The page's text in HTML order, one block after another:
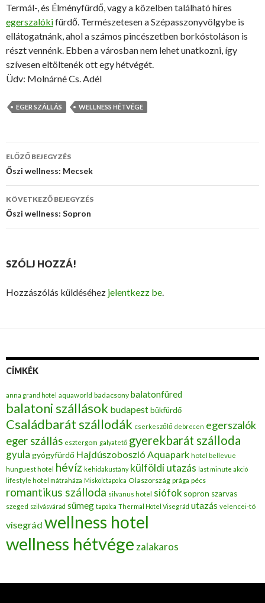
Termál-, és Élményfürdő, vagy a közelben található híres
egerszalókifürdő. Természetesen a Szépasszonyvölgybe is
ellátogatnánk, ahol a számos pincészetben borkóstoláson is
részt vennénk. Ebben a városban nem lehet unatkozni, így
szívesen eltöltenék ott egy hétvégét.
Üdv: Molnárné Cs. Adél
EGER SZÁLLÁS WELLNESS HÉTVÉGE
Bejegyzés
navigáció
ELŐZŐ BEJEGYZÉS
Őszi wellness: Mecsek
KÖVETKEZŐ BEJEGYZÉS
Őszi wellness: Sopron
SZÓLJ HOZZÁ!
Hozzászólás küldéséhez jelentkezz be.
CÍMKÉK
anna grand hotel aquaworld badacsony balatonfüred
balatoni szállások budapestbükfürdő
Családbarát szállodák cserkeszőlő debrecen egerszalók
eger szállás esztergom galyatető gyerekbarát szálloda
gyula gyógyfürdő Hajdúszoboszló Aquapark hotel bellevue
hunguest hotel
hévíz kehidakustány külföldi utazás last minute akció
lifestyle hotel mátraháza Miskolctapolca Olaszország prága pécs
romantikus szálloda silvanus hotel siófok sopron szarvas
szeged szilvásvárad sümeg tapolca Thermal Hotel Visegrád utazás velencei-tó
visegrád wellness hotel
wellness hétvége zalakaros